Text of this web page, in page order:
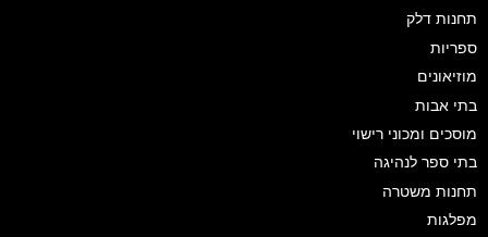
תחנות דלק
ספריות
מוזיאונים
בתי אבות
מוסכים ומכוני רישוי
בתי ספר לנהיגה
תחנות משטרה
מפלגות